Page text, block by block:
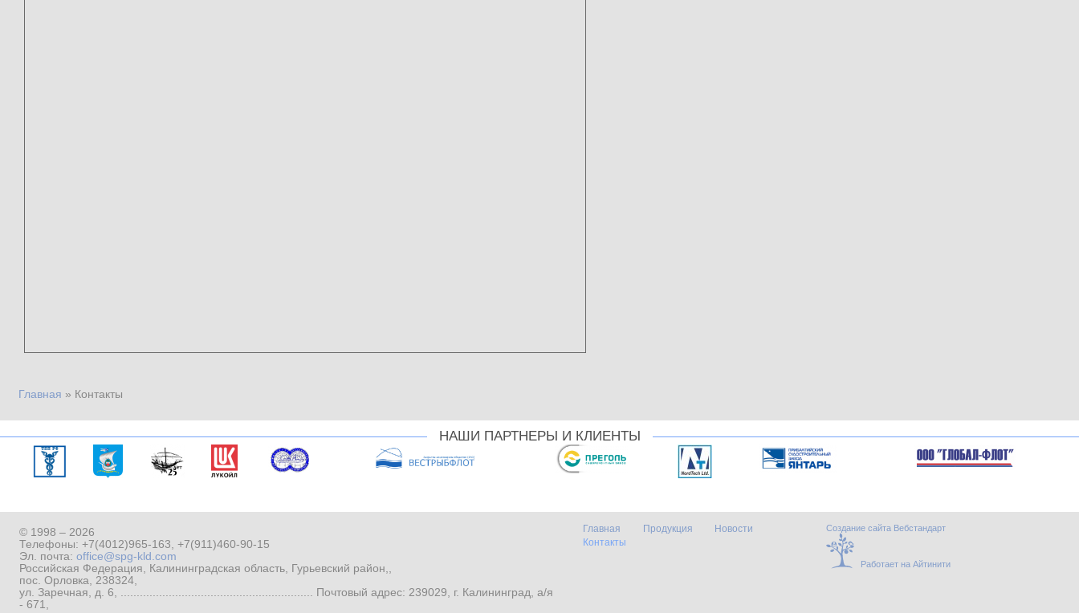
Главная » Контакты
НАШИ ПАРТНЕРЫ И КЛИЕНТЫ
© 1998 – 2026
Телефоны: +7(4012)965-163 +7(911)460-90-15
Эл. почта: office@spg-kld.com
Российская Федерация, Калининградская область, Гурьевский район,,
пос. Орловка, 238324,
ул. Заречная, д. 6, ............................................................ Почтовый адрес: 239029, г. Калининград, а/я
- 671,
Главная Продукция
Новости
Контакты
Создание сайта Вебстандарт
Работает на Айтинити